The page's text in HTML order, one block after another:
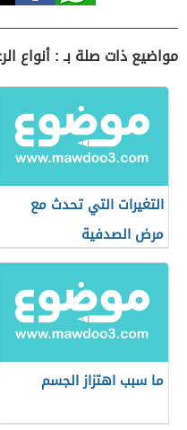
مواضيع ذات صلة بـ : أنواع
التغيرات التي تحدث مع
مرض الصدفية
ما سبب اهتزاز الجسم